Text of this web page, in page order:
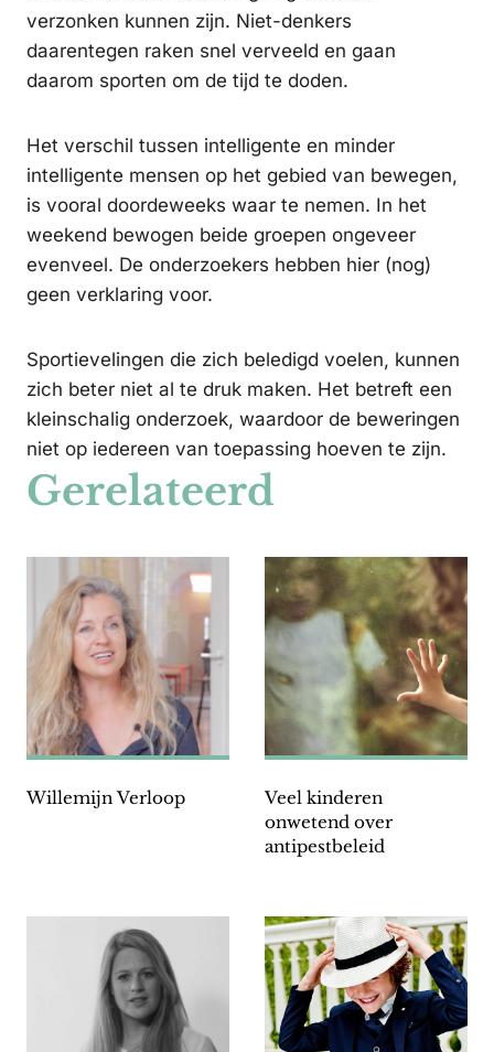
verzonken kunnen zijn. Niet-denkers
daarentegen raken snel verveeld en gaan
daarom sporten om de tijd te doden.
Het verschil tussen intelligente en minder
intelligente mensen op het gebied van bewegen,
is vooral doordeweeks waar te nemen. In het
weekend bewogen beide groepen ongeveer
evenveel. De onderzoekers hebben hier (nog)
geen verklaring voor.
Sportievelingen die zich beledigd voelen, kunnen
zich beter niet al te druk maken. Het betreft een
kleinschalig onderzoek, waardoor de beweringen
niet op iedereen van toepassing hoeven te zijn.
Gerelateerd
Willemijn Verloop
Veel kinderen
onwetend over
antipestbeleid